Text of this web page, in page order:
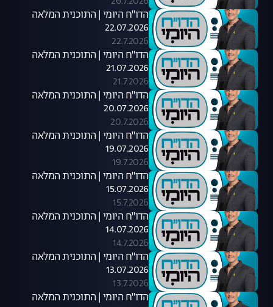
הדו"ח היומי | התוכנית המלאה
22.07.2026
22.7.2026
הדו"ח היומי | התוכנית המלאה
21.07.2026
21.7.2026
הדו"ח היומי | התוכנית המלאה
20.07.2026
20.7.2026
הדו"ח היומי | התוכנית המלאה
19.07.2026
19.7.2026
הדו"ח היומי | התוכנית המלאה
15.07.2026
15.7.2026
הדו"ח היומי | התוכנית המלאה
14.07.2026
14.7.2026
הדו"ח היומי | התוכנית המלאה
13.07.2026
13.7.2026
הדו"ח היומי | התוכנית המלאה